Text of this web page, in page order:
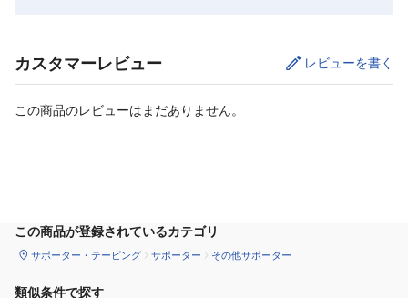
カスタマーレビュー レビューを書く
この商品のレビューはまだありません。
この商品が登録されているカテゴリ
サポーター・テーピング サポーター その他サポーター
類似条件で探す